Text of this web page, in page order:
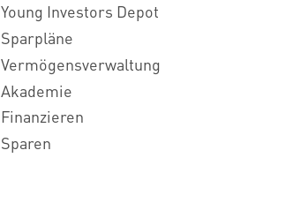
Young Investors Depot
Sparpläne
Vermögensverwaltung
Akademie
Finanzieren
Sparen